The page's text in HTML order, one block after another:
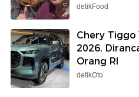
detikFood
Chery Tiggo
2026,
Orang RI
detikOto